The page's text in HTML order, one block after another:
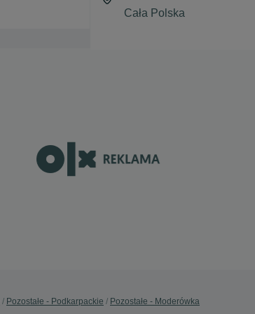
Pozostałe - Podkarpackie Pozostałe - Moderówka